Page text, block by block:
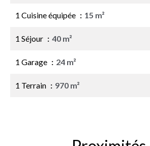
1 Cuisine équipée 15 m²
1 Séjour 40 m²
1 Garage 24 m²
1 Terrain 970 m²